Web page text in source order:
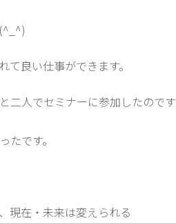
て良い仕事ができます。
二人でセミナーに参加したのです
たです。
現在・未来は変えられる